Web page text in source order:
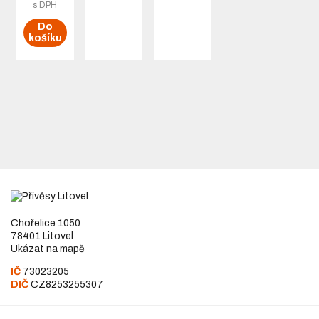
KFG35-
D,
KFGL35-
A,
s DPH
Do
košíku
Chořelice 1050
78401 Litovel
Ukázat na mapě
IČ 73023205
DIČ CZ8253255307